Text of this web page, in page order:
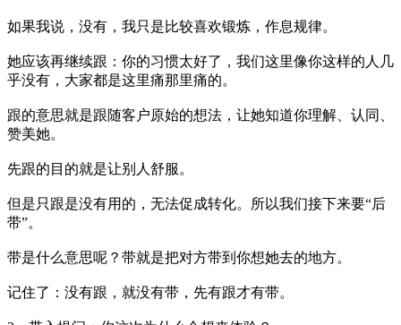
如果我说，没有，我只是比较喜欢锻炼，作息规律。
她应该再继续跟：你的习惯太好了，我们这里像你这样的人几
乎没有，大家都是这里痛那里痛的。
跟的意思就是跟随客户原始的想法，让她知道你理解、认同、
赞美她。
先跟的目的就是让别人舒服。
但是只跟是没有用的，无法促成转化。所以我们接下来要“后
带”。
带是什么意思呢？带就是把对方带到你想她去的地方。
记住了：没有跟，就没有带，先有跟才有带。